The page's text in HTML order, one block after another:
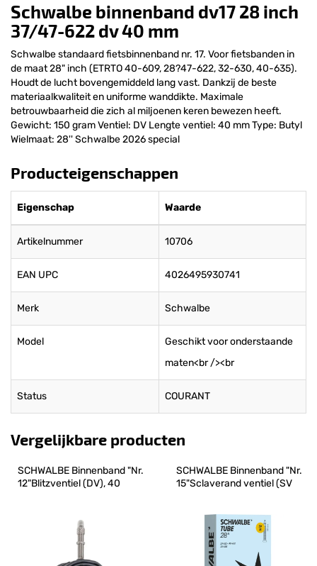
Schwalbe binnenband dv17 28 inch
37/47-622 dv 40 mm
Schwalbe standaard fietsbinnenband nr. 17. Voor fietsbanden in
de maat 28" inch (ETRTO 40-609, 28?47-622, 32-630, 40-635).
Houdt de lucht bovengemiddeld lang vast. Dankzij de beste
materiaalkwaliteit en uniforme wanddikte. Maximale
betrouwbaarheid die zich al miljoenen keren bewezen heeft.
Gewicht: 150 gram Ventiel: DV Lengte ventiel: 40 mm Type: Butyl
Wielmaat: 28'' Schwalbe 2026 special
Producteigenschappen
Eigenschap Waarde
Artikelnummer 10706
EAN UPC 4026495930741
Merk Schwalbe
Model
Geschikt voor onderstaande
maten<br /><br
Status COURANT
Vergelijkbare producten
SCHWALBE Binnenband "Nr.
12"Blitzventiel (DV), 40
SCHWALBE Binnenband "Nr.
15"Sclaverand ventiel (SV